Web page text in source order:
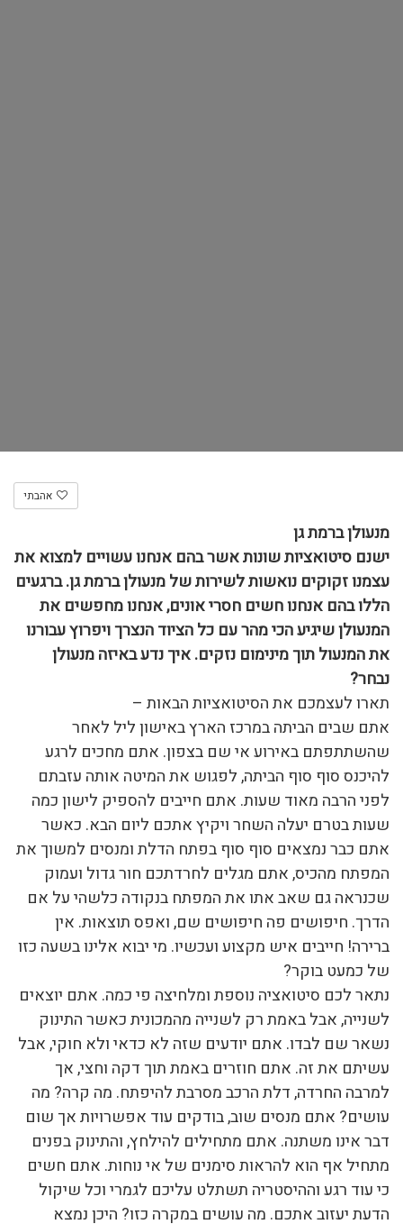
אהבתי
מנעולן ברמת גן
ישנם סיטואציות שונות אשר בהם אנחנו עשויים למצוא את
עצמנו זקוקים נואשות לשירות של מנעולן ברמת גן. ברגעים
הללו בהם אנחנו חשים חסרי אונים, אנחנו מחפשים את
המנעולן שיגיע הכי מהר עם כל הציוד הנצרך ויפרוץ עבורנו
את המנעול תוך מינימום נזקים. איך נדע באיזה מנעולן
נבחר?
תארו לעצמכם את הסיטואציות הבאות –
אתם שבים הביתה במרכז הארץ באישון ליל לאחר
שהשתתפתם באירוע אי שם בצפון. אתם מחכים לרגע
להיכנס סוף סוף הביתה, לפגוש את המיטה אותה עזבתם
לפני הרבה מאוד שעות. אתם חייבים להספיק לישון כמה
שעות בטרם יעלה השחר ויקיץ אתכם ליום הבא. כאשר
אתם כבר נמצאים סוף סוף בפתח הדלת ומנסים למשוך את
המפתח מהכיס, אתם מגלים לחרדתכם חור גדול ועמוק
שכנראה גם שאב אתו את המפתח בנקודה כלשהי על אם
הדרך. חיפושים פה חיפושים שם, ואפס תוצאות. אין
ברירה! חייבים איש מקצוע ועכשיו. מי יבוא אלינו בשעה כזו
של כמעט בוקר?
נתאר לכם סיטואציה נוספת ומלחיצה פי כמה. אתם יוצאים
לשנייה, אבל באמת רק לשנייה מהמכונית כאשר התינוק
נשאר שם לבדו. אתם יודעים שזה לא כדאי ולא חוקי, אבל
עשיתם את זה. אתם חוזרים באמת תוך דקה וחצי, אך
למרבה החרדה, דלת הרכב מסרבת להיפתח. מה קרה? מה
עושים? אתם מנסים שוב, בודקים עוד אפשרויות אך שום
דבר אינו משתנה. אתם מתחילים להילחץ, והתינוק בפנים
מתחיל אף הוא להראות סימנים של אי נוחות. אתם חשים
כי עוד רגע וההיסטריה תשתלט עליכם לגמרי וכל שיקול
הדעת יעזוב אתכם. מה עושים במקרה כזו? היכן נמצא